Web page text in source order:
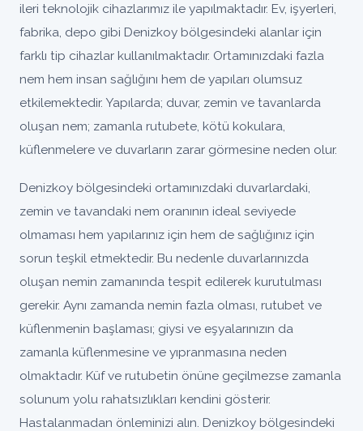
ileri teknolojik cihazlarımız ile yapılmaktadır. Ev, işyerleri,
fabrika, depo gibi Denizkoy bölgesindeki alanlar için
farklı tip cihazlar kullanılmaktadır. Ortamınızdaki fazla
nem hem insan sağlığını hem de yapıları olumsuz
etkilemektedir. Yapılarda; duvar, zemin ve tavanlarda
oluşan nem; zamanla rutubete, kötü kokulara,
küflenmelere ve duvarların zarar görmesine neden olur.
Denizkoy bölgesindeki ortamınızdaki duvarlardaki,
zemin ve tavandaki nem oranının ideal seviyede
olmaması hem yapılarınız için hem de sağlığınız için
sorun teşkil etmektedir. Bu nedenle duvarlarınızda
oluşan nemin zamanında tespit edilerek kurutulması
gerekir. Aynı zamanda nemin fazla olması, rutubet ve
küflenmenin başlaması; giysi ve eşyalarınızın da
zamanla küflenmesine ve yıpranmasına neden
olmaktadır. Küf ve rutubetin önüne geçilmezse zamanla
solunum yolu rahatsızlıkları kendini gösterir.
Hastalanmadan önleminizi alın. Denizkoy bölgesindeki